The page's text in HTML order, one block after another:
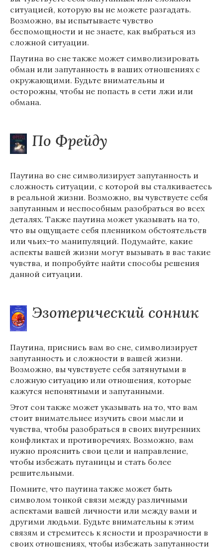
ситуацией, которую вы не можете разгадать.
Возможно, вы испытываете чувство
беспомощности и не знаете, как выбраться из
сложной ситуации.
Паутина во сне также может символизировать
обман или запутанность в ваших отношениях с
окружающими. Будьте внимательны и
осторожны, чтобы не попасть в сети лжи или
обмана.
По Фрейду
Паутина во сне символизирует запутанность и
сложность ситуации, с которой вы сталкиваетесь
в реальной жизни. Возможно, вы чувствуете себя
запутанным и неспособным разобраться во всех
деталях. Также паутина может указывать на то,
что вы ощущаете себя пленником обстоятельств
или чьих-то манипуляций. Подумайте, какие
аспекты вашей жизни могут вызывать в вас такие
чувства, и попробуйте найти способы решения
данной ситуации.
Эзотерический сонник
Паутина, приснись вам во сне, символизирует
запутанность и сложности в вашей жизни.
Возможно, вы чувствуете себя затянутыми в
сложную ситуацию или отношения, которые
кажутся непонятными и запутанными.
Этот сон также может указывать на то, что вам
стоит внимательнее изучить свои мысли и
чувства, чтобы разобраться в своих внутренних
конфликтах и противоречиях. Возможно, вам
нужно прояснить свои цели и направление,
чтобы избежать путаницы и стать более
решительными.
Помните, что паутина также может быть
символом тонкой связи между различными
аспектами вашей личности или между вами и
другими людьми. Будьте внимательны к этим
связям и стремитесь к ясности и прозрачности в
своих отношениях, чтобы избежать запутанности